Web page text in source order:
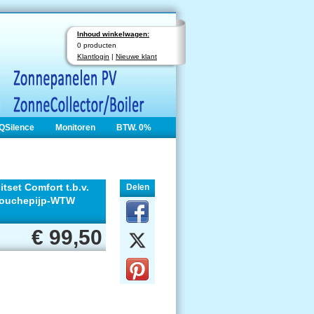
Inhoud winkelwagen:
0 producten
Klantlogin | Nieuwe klant
Monitoren BTW. 0%
Comfort t.b.v.
WTW
€ 99,50
Delen